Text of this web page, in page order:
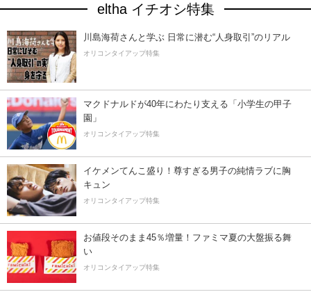
eltha イチオシ特集
川島海荷さんと学ぶ 日常に潜む“人身取引”のリアル
オリコンタイアップ特集
マクドナルドが40年にわたり支える「小学生の甲子
園」
オリコンタイアップ特集
イケメンてんこ盛り！尊すぎる男子の純情ラブに胸
キュン
オリコンタイアップ特集
お値段そのまま45％増量！ファミマ夏の大盤振る舞
い
オリコンタイアップ特集